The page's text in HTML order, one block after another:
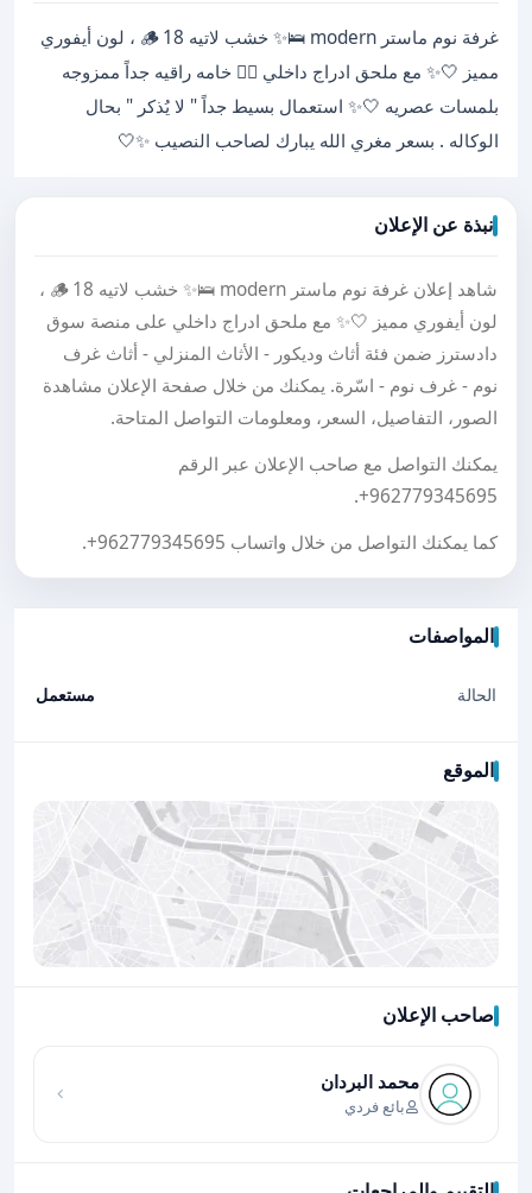
غرفة نوم ماستر modern 🛌✨ خشب لاتيه 18 🪵 ، لون أيفوري
مميز 🤍✨ مع ملحق ادراج داخلي 👌🏻 خامه راقيه جداً ممزوجه
بلمسات عصريه 🤍✨ استعمال بسيط جداً " لا يُذكر " بحال
الوكاله . بسعر مغري الله يبارك لصاحب النصيب ✨🤍
نبذة عن الإعلان
شاهد إعلان غرفة نوم ماستر modern 🛌✨ خشب لاتيه 18 🪵 ،
لون أيفوري مميز 🤍✨ مع ملحق ادراج داخلي على منصة سوق
دادسترز ضمن فئة أثاث وديكور - الأثاث المنزلي - أثاث غرف
نوم - غرف نوم - اسّرة. يمكنك من خلال صفحة الإعلان مشاهدة
الصور، التفاصيل، السعر، ومعلومات التواصل المتاحة.
يمكنك التواصل مع صاحب الإعلان عبر الرقم
+962779345695
.
كما يمكنك التواصل من خلال واتساب +962779345695
.
المواصفات
الحالة مستعمل
الموقع
صاحب الإعلان
محمد البردان
بائع فردي